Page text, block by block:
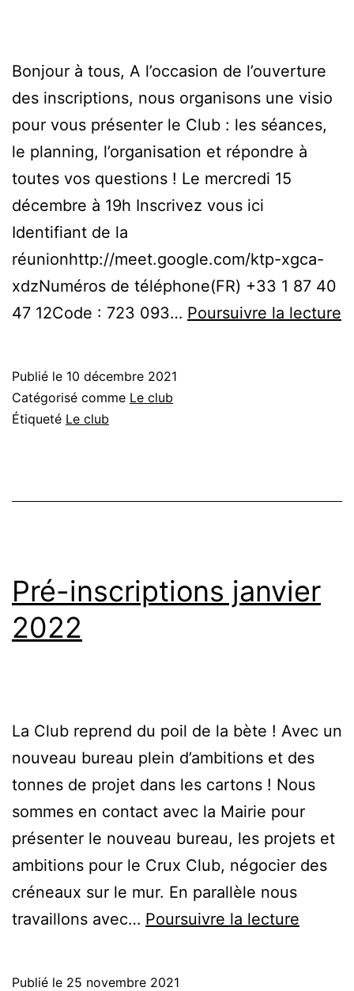
Bonjour à tous, A l’occasion de l’ouverture
des inscriptions, nous organisons une visio
pour vous présenter le Club : les séances,
le planning, l’organisation et répondre à
toutes vos questions ! Le mercredi 15
décembre à 19h Inscrivez vous ici
Identifiant de la
réunionhttp://meet.google.com/ktp-xgca-
xdzNuméros de téléphone(‪FR‬) ‪+33 1 87 40
47 12‬Code : ‪723 093… Poursuivre la lecture
Publié le 10 décembre 2021
Catégorisé comme Le club
Étiqueté Le club
Pré-inscriptions janvier
2022
La Club reprend du poil de la bète ! Avec un
nouveau bureau plein d’ambitions et des
tonnes de projet dans les cartons ! Nous
sommes en contact avec la Mairie pour
présenter le nouveau bureau, les projets et
ambitions pour le Crux Club, négocier des
créneaux sur le mur. En parallèle nous
travaillons avec… Poursuivre la lecture
Publié le 25 novembre 2021